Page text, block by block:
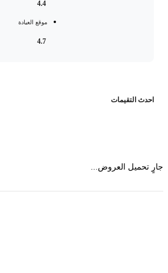
موقع العيادة
التقيمات
تحميل العروض...